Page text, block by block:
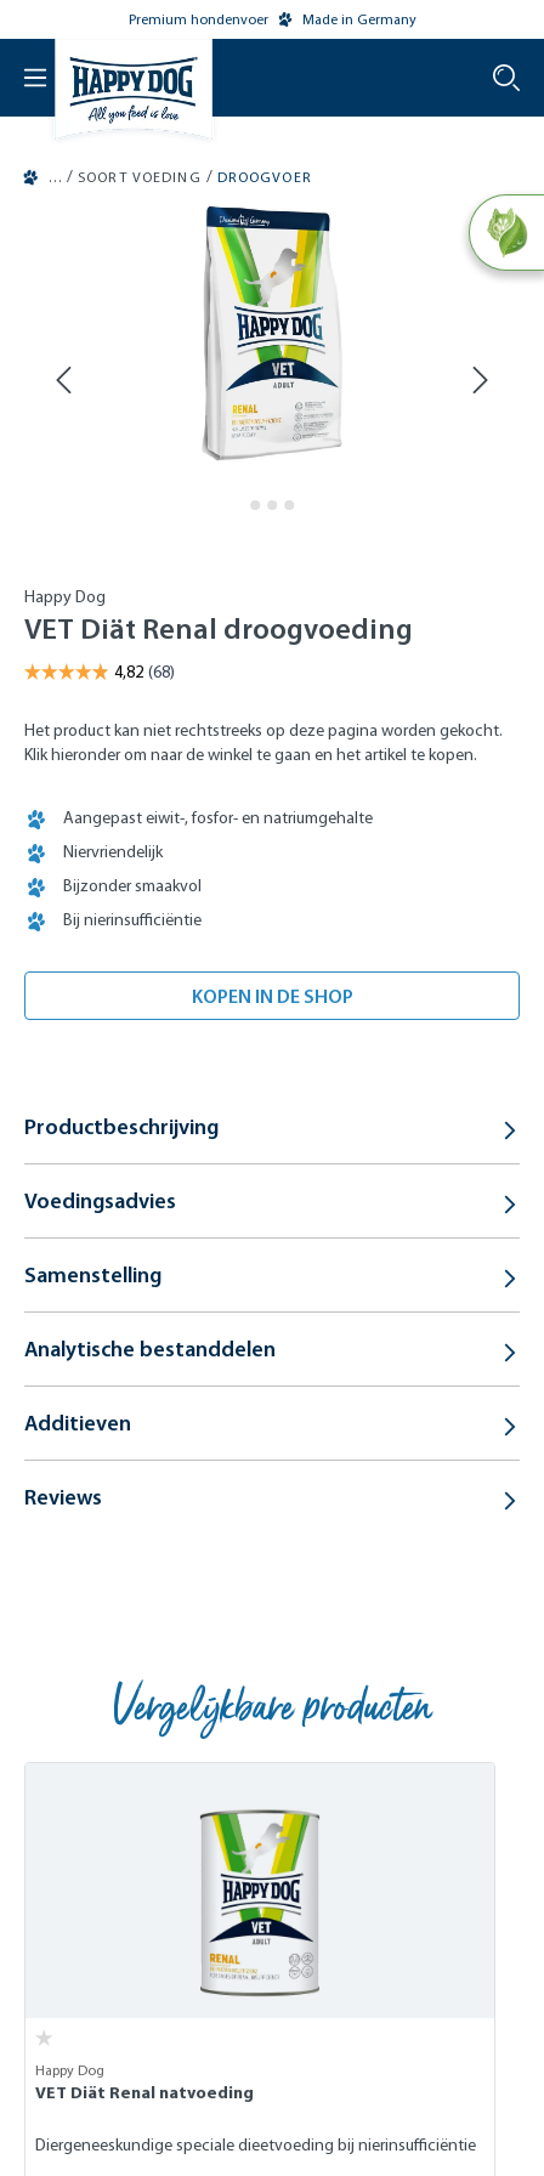
Premium hondenvoer Made in Germany
/ SOORT VOEDING / DROOGVOER
Happy Dog
VET Diät Renal droogvoeding
Het product kan niet rechtstreeks op deze pagina worden gekocht.
Klik hieronder om naar de winkel te gaan en het artikel te kopen.
Aangepast eiwit-, fosfor- en natriumgehalte
Niervriendelijk
Bijzonder smaakvol
Bij nierinsufficiëntie
KOPEN IN DE SHOP
Productbeschrijving
Voedingsadvies
Samenstelling
Analytische bestanddelen
Additieven
Reviews
Vergelijkbare producten
Happy Dog
VET Diät Renal natvoeding
Diergeneeskundige speciale dieetvoeding bij nierinsufficiëntie